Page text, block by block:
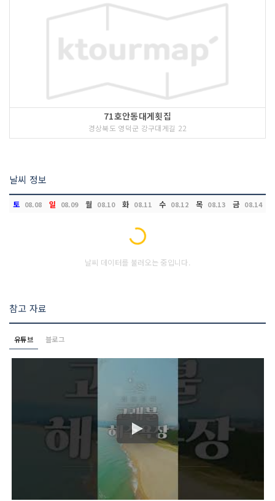
71호안동대게횟집
경상북도 영덕군 강구대게길 22
날씨 정보
토 08.08 일 08.09 월 08.10 화 08.11 수 08.12 목 08.13 금 08.14
Loading...
날씨 데이터를 불러오는 중입니다.
참고 자료
유튜브 블로그